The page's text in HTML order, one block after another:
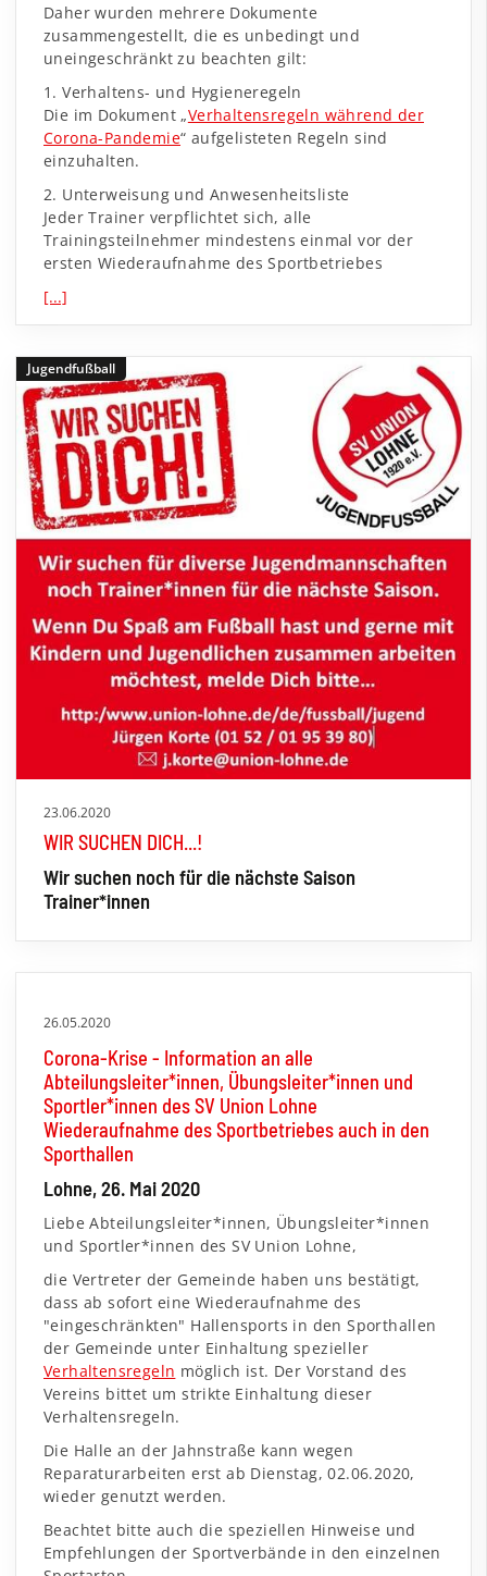
Daher wurden mehrere Dokumente
zusammengestellt, die es unbedingt und
uneingeschränkt zu beachten gilt:
1. Verhaltens- und Hygieneregeln
Die im Dokument „Verhaltensregeln während der
Corona-Pandemie“ aufgelisteten Regeln sind
einzuhalten.
2. Unterweisung und Anwesenheitsliste
Jeder Trainer verpflichtet sich, alle
Trainingsteilnehmer mindestens einmal vor der
ersten Wiederaufnahme des Sportbetriebes
[...]
Jugendfußball
23.06.2020
WIR SUCHEN DICH...!
Wir suchen noch für die nächste Saison
Trainer*innen
26.05.2020
Corona-Krise - Information an alle
Abteilungsleiter*innen, Übungsleiter*innen und
Sportler*innen des SV Union Lohne
Wiederaufnahme des Sportbetriebes auch in den
Sporthallen
Lohne, 26. Mai 2020
Liebe Abteilungsleiter*innen, Übungsleiter*innen
und Sportler*innen des SV Union Lohne,
die Vertreter der Gemeinde haben uns bestätigt,
dass ab sofort eine Wiederaufnahme des
"eingeschränkten" Hallensports in den Sporthallen
der Gemeinde unter Einhaltung spezieller
Verhaltensregeln möglich ist. Der Vorstand des
Vereins bittet um strikte Einhaltung dieser
Verhaltensregeln.
Die Halle an der Jahnstraße kann wegen
Reparaturarbeiten erst ab Dienstag, 02.06.2020,
wieder genutzt werden.
Beachtet bitte auch die speziellen Hinweise und
Empfehlungen der Sportverbände in den einzelnen